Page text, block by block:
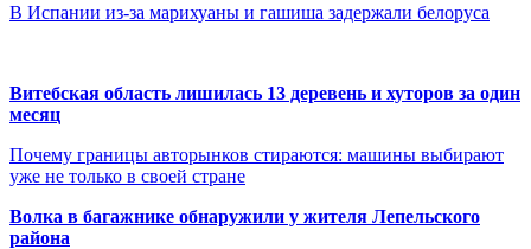
В Испании из-за марихуаны и гашиша задержали белоруса
Витебская область лишилась 13 деревень и хуторов за один
месяц
Почему границы авторынков стираются: машины выбирают
уже не только в своей стране
Волка в багажнике обнаружили у жителя Лепельского
района